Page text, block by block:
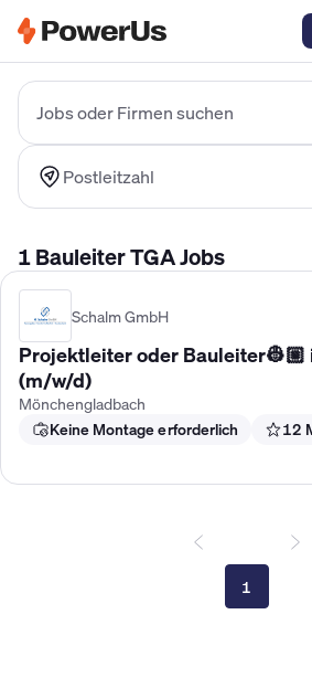
Jobs oder Firmen suchen
Postleitzahl
1 Bauleiter TGA Jobs
Schalm GmbH
Projektleiter oder Bauleiter👷🏼
(m/w/d)
Mönchengladbach
Keine Montage erforderlich
12
1